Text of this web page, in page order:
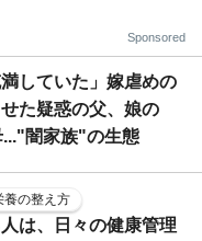
Sponsored
満していた」嫁虐めの
た疑惑の父、娘の
闇家族"の生態
養の整え方
は、日々の健康管理